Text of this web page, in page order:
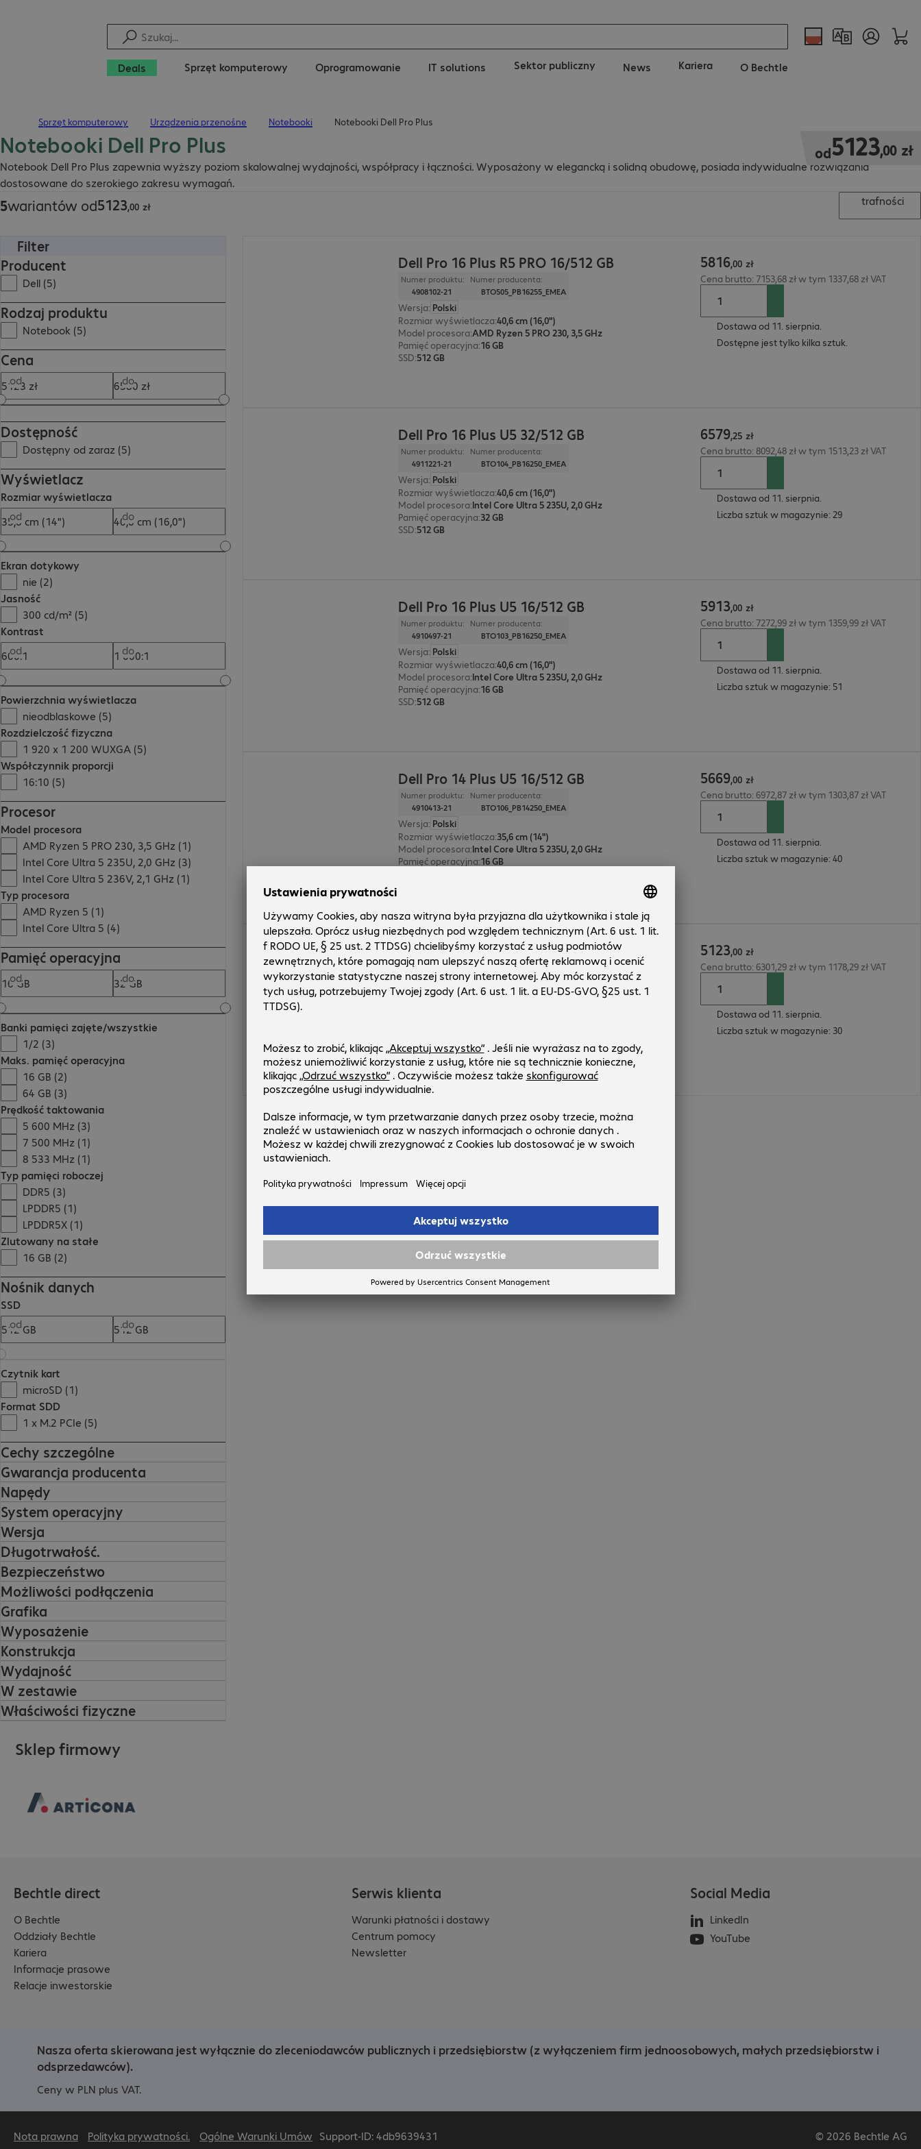
Deals Sprzęt komputerowy Oprogramowanie IT solutions Sektor publiczny News Kariera O Bechtle
Sprzęt komputerowy Urządzenia przenośne Notebooki Notebooki Dell Pro Plus
Notebooki Dell Pro Plus
Notebook Dell Pro Plus zapewnia wyższy poziom skalowalnej wydajności, współpracy i łączności. Wyposażony w elegancką i solidną obudowę, posiada indywidualne rozwiązania
dostosowane do szerokiego zakresu wymagań.
od5123,00 zł
5123,00 zł
5wariantów od5123,00 zł
5123,00 zł
trafności
Filter
Producent
Dell (5)
Rodzaj produktu
Notebook (5)
Cena
od do
Dostępność
Dostępny od zaraz (5)
Wyświetlacz
Rozmiar wyświetlacza
od
do
Ekran dotykowy
nie (2)
Jasność
300 cd/m² (5)
Kontrast
od
do
Powierzchnia wyświetlacza
nieodblaskowe (5)
Rozdzielczość fizyczna
1 920 x 1 200 WUXGA (5)
Współczynnik proporcji
16:10 (5)
Procesor
Model procesora
AMD Ryzen 5 PRO 230, 3,5 GHz (1)
Intel Core Ultra 5 235U, 2,0 GHz (3)
Intel Core Ultra 5 236V, 2,1 GHz (1)
Typ procesora
AMD Ryzen 5 (1)
Intel Core Ultra 5 (4)
Pamięć operacyjna
od do
Banki pamięci zajęte/wszystkie
1/2 (3)
Maks. pamięć operacyjna
16 GB (2)
64 GB (3)
Prędkość taktowania
5 600 MHz (3)
7 500 MHz (1)
8 533 MHz (1)
Typ pamięci roboczej
DDR5 (3)
LPDDR5 (1)
LPDDR5X (1)
Zlutowany na stałe
16 GB (2)
Nośnik danych
SSD
od
do
Czytnik kart
microSD (1)
Format SDD
1 x M.2 PCIe (5)
Cechy szczególne
Gwarancja producenta
Napędy
System operacyjny
Wersja
Długotrwałość.
Bezpieczeństwo
Możliwości podłączenia
Grafika
Wyposażenie
Konstrukcja
Wydajność
W zestawie
Właściwości fizyczne
Dell Pro 16 Plus R5 PRO 16/512 GB
Numer produktu:
4908102-21
Numer producenta:
BTO505_PB16255_EMEA
Wersja: Polski
Rozmiar wyświetlacza:40,6 cm (16,0")
Model procesora:AMD Ryzen 5 PRO 230, 3,5 GHz
Pamięć operacyjna:16 GB
SSD:512 GB
5816,00 zł
Cena brutto: 7153,68 zł w tym 1337,68 zł VAT
Dostawa od 11. sierpnia.
Dostępne jest tylko kilka sztuk.
Dell Pro 16 Plus U5 32/512 GB
Numer produktu:
4911221-21
Numer producenta:
BTO104_PB16250_EMEA
Wersja: Polski
Rozmiar wyświetlacza:40,6 cm (16,0")
Model procesora:Intel Core Ultra 5 235U, 2,0 GHz
Pamięć operacyjna:32 GB
SSD:512 GB
6579,25 zł
Cena brutto: 8092,48 zł w tym 1513,23 zł VAT
Dostawa od 11. sierpnia.
Liczba sztuk w magazynie: 29
Dell Pro 16 Plus U5 16/512 GB
Numer produktu:
4910497-21
Numer producenta:
BTO103_PB16250_EMEA
Wersja: Polski
Rozmiar wyświetlacza:40,6 cm (16,0")
Model procesora:Intel Core Ultra 5 235U, 2,0 GHz
Pamięć operacyjna:16 GB
SSD:512 GB
5913,00 zł
Cena brutto: 7272,99 zł w tym 1359,99 zł VAT
Dostawa od 11. sierpnia.
Liczba sztuk w magazynie: 51
Dell Pro 14 Plus U5 16/512 GB
Numer produktu:
4910413-21
Numer producenta:
BTO106_PB14250_EMEA
Wersja: Polski
Rozmiar wyświetlacza:35,6 cm (14")
Model procesora:Intel Core Ultra 5 235U, 2,0 GHz
Pamięć operacyjna:16 GB
5669,00 zł
Cena brutto: 6972,87 zł w tym 1303,87 zł VAT
Dostawa od 11. sierpnia.
Liczba sztuk w magazynie: 40
Dell Pro 16 Plus U5 16/512 GB
Numer produktu:
4906331-21
Numer producenta:
BTO208_PB16250_EMEA
Wersja:Polski
SSD:512 GB
5123,00 zł
5123,00 zł
Cena brutto: 6301,29 zł w tym 1178,29 zł VAT
Dostawa od 11. sierpnia.
Liczba sztuk w magazynie: 30
Pokaż więcej
Sklep firmowy
Bechtle direct
O Bechtle
Oddziały Bechtle
Kariera
Informacje prasowe
Relacje inwestorskie
Serwis klienta
Warunki płatności i dostawy
Centrum pomocy
Newsletter
Social Media
LinkedIn
YouTube
Nasza oferta skierowana jest wyłącznie do zleceniodawców publicznych i przedsiębiorstw (z wyłączeniem firm jednoosobowych, małych przedsiębiorstw i
odsprzedawców).
Ceny w PLN plus VAT.
Nota prawna Polityka prywatności. Ogólne Warunki Umów Support-ID: 4db9639431 © 2026 Bechtle AG